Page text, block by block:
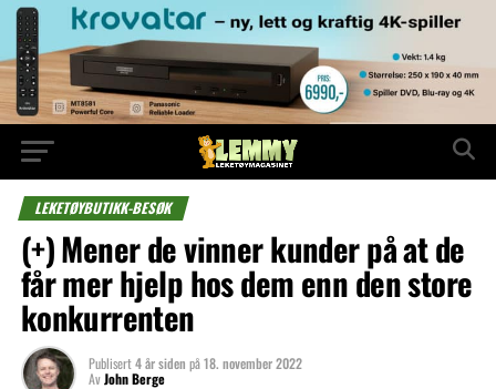
LEKETØYBUTIKK-BESØK
(+) Mener de vinner kunder på at de
får mer hjelp hos dem enn den store
konkurrenten
Publisert4 år siden på18. november 2022
AvJohn Berge